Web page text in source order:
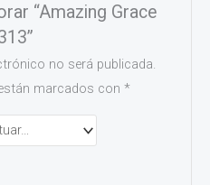
“Amazing Grace
no será publicada.
marcados con*